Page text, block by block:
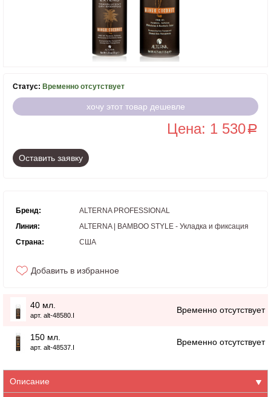
Статус: Временно отсутствует
хочу этот товар дешевле
Цена: 1 530a
Оставить заявку
Бренд:
ALTERNA PROFESSIONAL
Линия:
ALTERNA | BAMBOO STYLE - Укладка и фиксация
Страна:
США
Добавить в избранное
40 мл.
арт. alt-48580.I
Временно отсутствует
150 мл.
арт. alt-48537.I
Временно отсутствует
Описание